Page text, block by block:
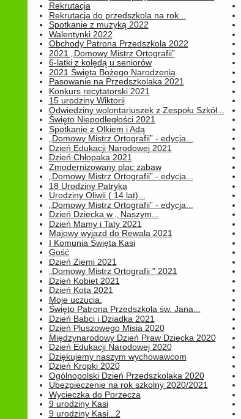
Rekrutacja
Rekrutacja do przedszkola na rok...
Spotkanie z muzyką 2022
Walentynki 2022
Obchody Patrona Przedszkola 2022
2021 „Domowy Mistrz Ortografii”
6-latki z kolędą u seniorów
2021 Święta Bożego Narodzenia
Pasowanie na Przedszkolaka 2021
Konkurs recytatorski 2021
15 urodziny Wiktorii
Odwiedziny wolontariuszek z Zespołu Szkół...
Święto Niepodległości 2021
Spotkanie z Olkiem i Adą
„Domowy Mistrz Ortografii” - edycja...
Dzień Edukacji Narodowej 2021
Dzień Chłopaka 2021
Zmodernizowany plac zabaw
„Domowy Mistrz Ortografii” - edycja...
18 Urodziny Patryka
Urodziny Oliwii ( 14 lat)...
„Domowy Mistrz Ortografii” - edycja...
Dzień Dziecka w „ Naszym...
Dzień Mamy i Taty 2021
Majowy wyjazd do Rewala 2021
I Komunia Święta Kasi
Gość
Dzień Ziemi 2021
„Domowy Mistrz Ortografii " 2021
Dzień Kobiet 2021
Dzień Kota 2021
Moje uczucia.
Święto Patrona Przedszkola św. Jana...
Dzień Babci i Dziadka 2021
Dzień Pluszowego Misia 2020
Międzynarodowy Dzień Praw Dziecka 2020
Dzień Edukacji Narodowej 2020
Dziękujemy naszym wychowawcom
Dzień Kropki 2020
Ogólnopolski Dzień Przedszkolaka 2020
Ubezpieczenie na rok szkolny 2020/2021
Wycieczka do Porzecza
9 urodziny Kasi
9 urodziny Kasi...2